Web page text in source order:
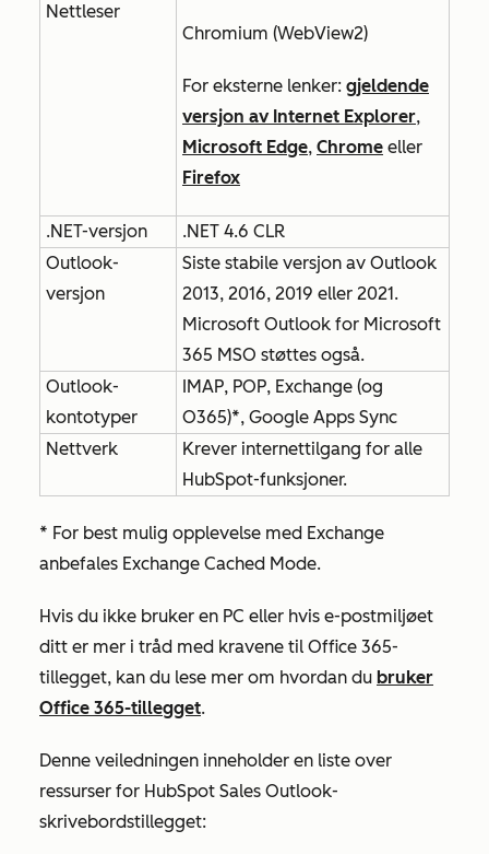
Nettleser
Chromium (WebView2)
For eksterne lenker: gjeldende
versjon av Internet Explorer,
Microsoft Edge, Chrome eller
Firefox
.NET-versjon
.NET 4.6 CLR
Outlook-
versjon
Siste stabile versjon av Outlook
2013, 2016, 2019 eller 2021.
Microsoft Outlook for Microsoft
365 MSO støttes også.
Outlook-
kontotyper
IMAP, POP, Exchange (og
O365)*, Google Apps Sync
Nettverk
Krever internettilgang for alle
HubSpot-funksjoner.
* For best mulig opplevelse med Exchange
anbefales Exchange Cached Mode.
Hvis du ikke bruker en PC eller hvis e-postmiljøet
ditt er mer i tråd med kravene til Office 365-
tillegget, kan du lese mer om hvordan du bruker
Office 365-tillegget.
Denne veiledningen inneholder en liste over
ressurser for HubSpot Sales Outlook-
skrivebordstillegget: